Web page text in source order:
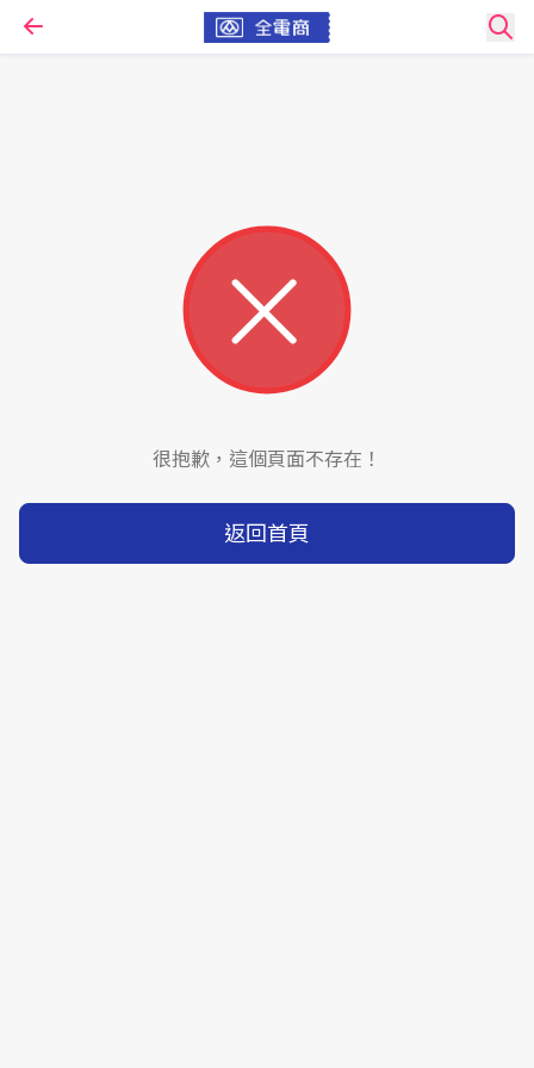
很抱歉，這個頁面不存在！
返回首頁